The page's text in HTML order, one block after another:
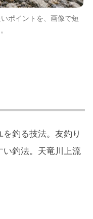
ポイントを、画像で短
釣る技法。友釣り
い釣法。天竜川上流